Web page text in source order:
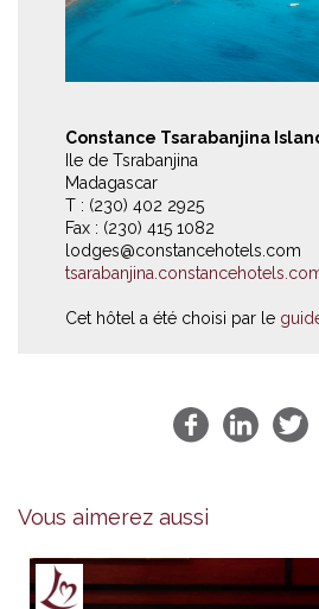
Constance Tsarabanjina
Ile de Tsrabanjina
Madagascar
T : (230) 402 2925
Fax : (230) 415 1082
lodges@constancehotels.com
Cet hôtel a été choisi par le
Vous aimerez aussi